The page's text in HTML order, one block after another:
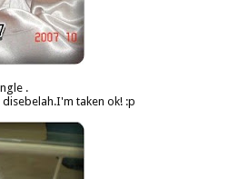
.
taken ok! :p